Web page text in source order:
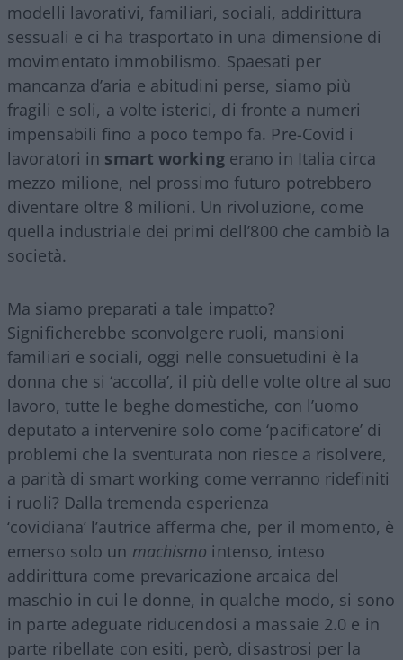
modelli lavorativi, familiari, sociali, addirittura
sessuali e ci ha trasportato in una dimensione di
movimentato immobilismo. Spaesati per
mancanza d’aria e abitudini perse, siamo più
fragili e soli, a volte isterici, di fronte a numeri
impensabili fino a poco tempo fa. Pre-Covid i
lavoratori in smart workingerano in Italia circa
mezzo milione, nel prossimo futuro potrebbero
diventare oltre 8 milioni. Un rivoluzione, come
quella industriale dei primi dell’800 che cambiò la
società.
Ma siamo preparati a tale impatto?
Significherebbe sconvolgere ruoli, mansioni
familiari e sociali, oggi nelle consuetudini è la
donna che si ‘accolla’, il più delle volte oltre al suo
lavoro, tutte le beghe domestiche, con l’uomo
deputato a intervenire solo come ‘pacificatore’ di
problemi che la sventurata non riesce a risolvere,
a parità di smart working come verranno ridefiniti
i ruoli? Dalla tremenda esperienza
‘covidiana’ l’autrice afferma che, per il momento, è
emerso solo un machismo intenso, inteso
addirittura come prevaricazione arcaica del
maschio in cui le donne, in qualche modo, si sono
in parte adeguate riducendosi a massaie 2.0 e in
parte ribellate con esiti, però, disastrosi per la